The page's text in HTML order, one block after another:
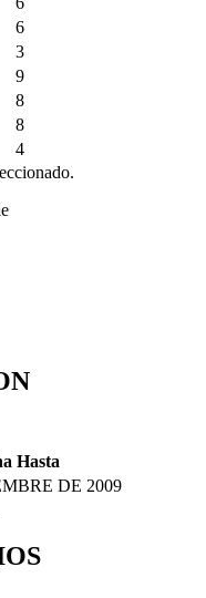
6
3
9
8
8
4
Hasta
DE 2009